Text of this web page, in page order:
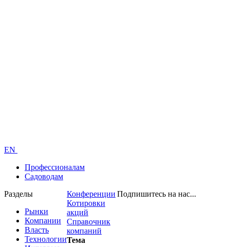
EN
Профессионалам
Садоводам
Разделы
Рынки
Компании
Власть
Технологии
Конференции
Котировки
акций
Справочник
компаний
Тема
Подпишитесь на нас...